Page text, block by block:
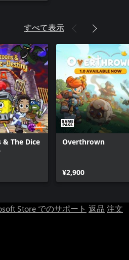
すべて表示
The Dice
Overthrown
¥2,900
Store でのサポート 返品 注文